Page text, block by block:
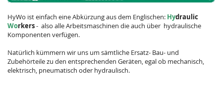
HyWo ist einfach eine Abkürzung aus dem Englischen: Hydraulic
Workers- also alle Arbeitsmaschinen die auch über hydraulische
Komponenten verfügen.
Natürlich kümmern wir uns um sämtliche Ersatz- Bau- und
Zubehörteile zu den entsprechenden Geräten, egal ob mechanisch,
elektrisch, pneumatisch oder hydraulisch.